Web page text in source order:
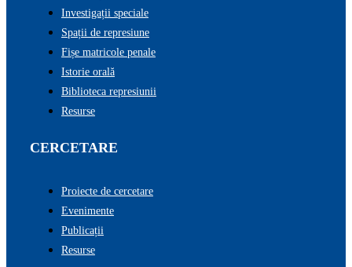
Investigații speciale
Spații de represiune
Fișe matricole penale
Istorie orală
Biblioteca represiunii
Resurse
CERCETARE
Proiecte de cercetare
Evenimente
Publicații
Resurse